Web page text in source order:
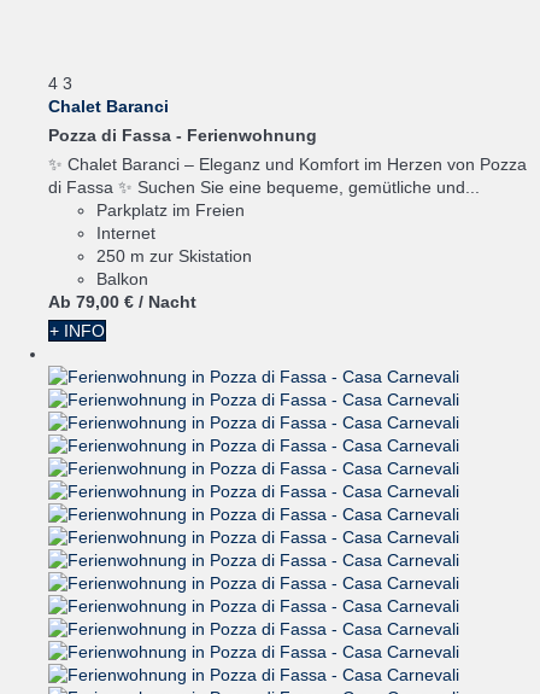
4 3
Chalet Baranci
Pozza di Fassa - Ferienwohnung
✨ Chalet Baranci – Eleganz und Komfort im Herzen von Pozza
di Fassa ✨ Suchen Sie eine bequeme, gemütliche und...
Parkplatz im Freien
Internet
250 m zur Skistation
Balkon
Ab 79,00 € / Nacht
+ INFO